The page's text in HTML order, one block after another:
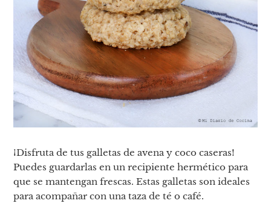
¡Disfruta de tus galletas de avena y coco caseras!
Puedes guardarlas en un recipiente hermético para
que se mantengan frescas. Estas galletas son ideales
para acompañar con una taza de té o café.